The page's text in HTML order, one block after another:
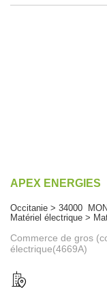
APEX ENERGIES
Occitanie > 34000
Matériel électrique >
Commerce de gros
électrique(4669A)